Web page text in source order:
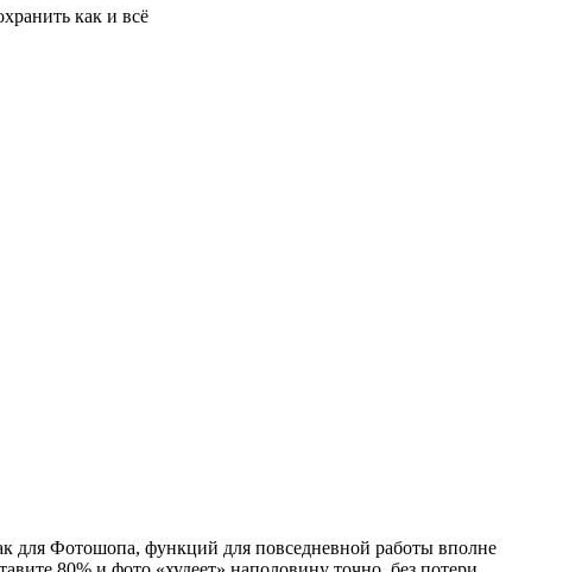
как и всё
для Фотошопа, функций для повседневной работы вполне